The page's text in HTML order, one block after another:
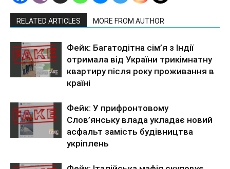
RELATED ARTICLES MORE FROM AUTHOR
Фейк: Багатодітна сім’я з Індії
отримала від України трикімнатну
квартиру після року проживання в
країні
Фейк: У прифронтовому
Слов’янську влада укладає новий
асфальт замість будівництва
укріплень